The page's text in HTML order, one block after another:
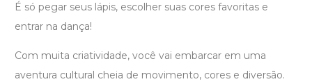
É só pegar seus lápis, escolher suas cores favoritas e
entrar na dança!
Com muita criatividade, você vai embarcar em uma
aventura cultural cheia de movimento, cores e diversão.